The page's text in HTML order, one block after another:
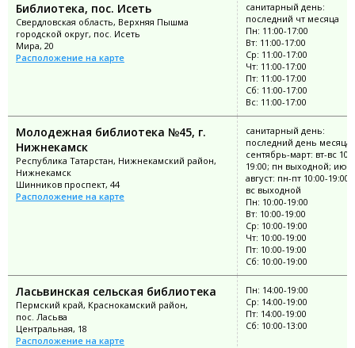
Библиотека, пос. Исеть
Свердловская область, Верхняя Пышма
городской округ, пос. Исеть
Мира, 20
Расположение на карте
санитарный день:
последний чт месяца
Пн: 11:00-17:00
Вт: 11:00-17:00
Ср: 11:00-17:00
Чт: 11:00-17:00
Пт: 11:00-17:00
Сб: 11:00-17:00
Вс: 11:00-17:00
Молодежная библиотека №45, г.
Нижнекамск
Республика Татарстан, Нижнекамский район,
Нижнекамск
Шинников проспект, 44
Расположение на карте
санитарный день:
последний день месяца;
сентябрь-март: вт-вс
19:00; пн выходной;
август: пн-пт 10:00-19:00;
вс выходной
Пн: 10:00-19:00
Вт: 10:00-19:00
Ср: 10:00-19:00
Чт: 10:00-19:00
Пт: 10:00-19:00
Сб: 10:00-19:00
Ласьвинская сельская библиотека
Пермский край, Краснокамский район,
пос. Ласьва
Центральная, 18
Расположение на карте
Пн: 14:00-19:00
Ср: 14:00-19:00
Пт: 14:00-19:00
Сб: 10:00-13:00